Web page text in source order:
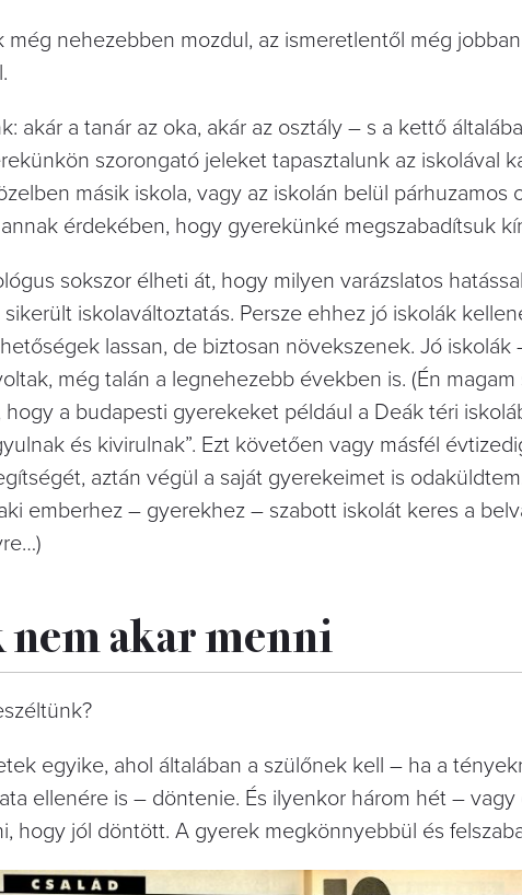
nehezebben mozdul, az ismeretlentől még
akár a tanár az oka, akár az osztály – s a kettő
szorongató jeleket tapasztalunk az iskolával
másik iskola, vagy az iskolán belül párhuzamos
érdekében, hogy gyerekünké megszabadítsuk
sokszor élheti át, hogy milyen varázslatos
iskolaváltoztatás. Persze ehhez jó iskolák
lassan, de biztosan növekszenek. Jó
még talán a legnehezebb években is. (Én
a budapesti gyerekeket például a Deák téri
és kivirulnak”. Ezt követően vagy másfél
aztán végül a saját gyerekeimet is
emberhez – gyerekhez – szabott iskolát keres a
nem akar menni
egyike, ahol általában a szülőnek kell – ha a
ellenére is – döntenie. És ilyenkor három hét –
hogy jól döntött. A gyerek megkönnyebbül és